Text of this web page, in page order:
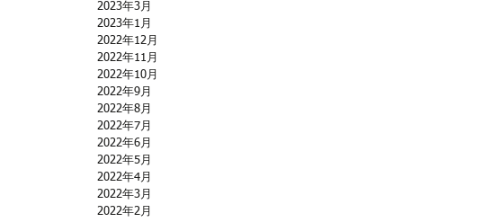
2023年3月
2023年1月
2022年12月
2022年11月
2022年10月
2022年9月
2022年8月
2022年7月
2022年6月
2022年5月
2022年4月
2022年3月
2022年2月